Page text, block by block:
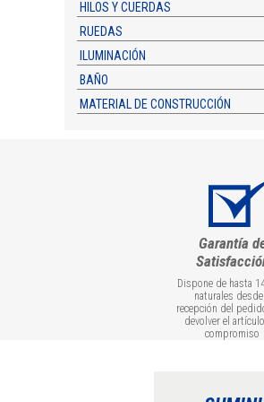
HILOS Y CUERDAS
RUEDAS
ILUMINACIÓN
BAÑO
MATERIAL DE CONSTRUCCIÓN
Garantía
Dispone de hasta
naturales desde
recepción del
devolver el
compromiso